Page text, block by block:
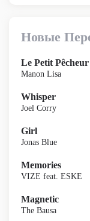
Новые
Le Petit Pêcheur
Manon Lisa
Whisper
Joel Corry
Girl
Jonas Blue
Memories
VIZE feat. ESKE
Magnetic
The Bausa